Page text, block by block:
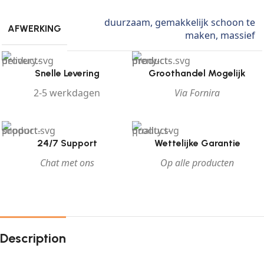
AFWERKING duurzaam, gemakkelijk schoon te
maken, massief
Snelle Levering
2-5 werkdagen
Groothandel Mogelijk
Via Fornira
24/7 Support
Chat met ons
Wettelijke Garantie
Op alle producten
Description